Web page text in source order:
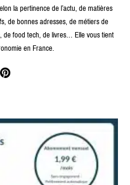
la pertinence de l’actu, de matières
de bonnes adresses, de métiers de
food tech, de livres… Elle vous tient
en France.